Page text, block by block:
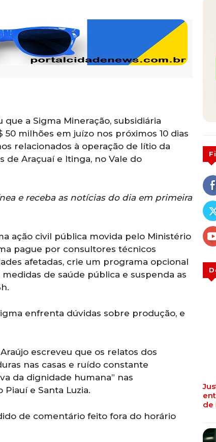
a Sigma Mineração, subsidiária
milhões em juízo nos próximos 10 dias
relacionados à operação de lítio da
de Araçuaí e Itinga, no Vale do
e receba as notícias do dia em primeira
ação civil pública movida pelo Ministério
pague por consultores técnicos
afetadas, crie um programa opcional
de saúde pública e suspenda as
enfrenta dúvidas sobre produção, e
escreveu que os relatos dos
nas casas e ruído constante
da dignidade humana” nas
e Santa Luzia.
de comentário feito fora do horário
de